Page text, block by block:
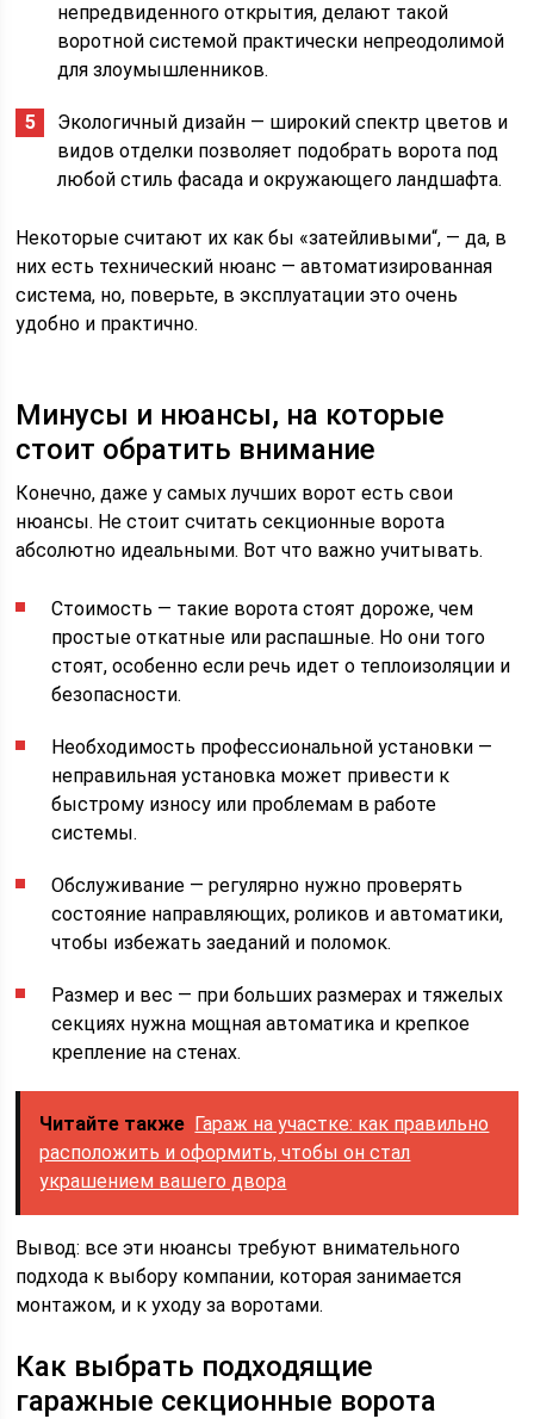
непредвиденного открытия, делают такой
воротной системой практически непреодолимой
для злоумышленников.
Экологичный дизайн — широкий спектр цветов и
видов отделки позволяет подобрать ворота под
любой стиль фасада и окружающего ландшафта.
Некоторые считают их как бы «затейливыми“, — да, в
них есть технический нюанс — автоматизированная
система, но, поверьте, в эксплуатации это очень
удобно и практично.
Минусы и нюансы, на которые
стоит обратить внимание
Конечно, даже у самых лучших ворот есть свои
нюансы. Не стоит считать секционные ворота
абсолютно идеальными. Вот что важно учитывать.
Стоимость — такие ворота стоят дороже, чем
простые откатные или распашные. Но они того
стоят, особенно если речь идет о теплоизоляции и
безопасности.
Необходимость профессиональной установки —
неправильная установка может привести к
быстрому износу или проблемам в работе
системы.
Обслуживание — регулярно нужно проверять
состояние направляющих, роликов и автоматики,
чтобы избежать заеданий и поломок.
Размер и вес — при больших размерах и тяжелых
секциях нужна мощная автоматика и крепкое
крепление на стенах.
Читайте также Гараж на участке: как правильно
расположить и оформить, чтобы он стал
украшением вашего двора
Вывод: все эти нюансы требуют внимательного
подхода к выбору компании, которая занимается
монтажом, и к уходу за воротами.
Как выбрать подходящие
гаражные секционные ворота